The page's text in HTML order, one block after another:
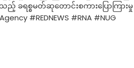
ခရစ္စမတ်ဆုတောင်းစကားပြောကြားမှု
#REDNEWS #RNA #NUG